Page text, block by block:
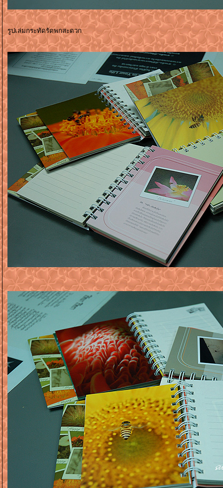
รูปเล่มกระทัดรัดพกสะดวก